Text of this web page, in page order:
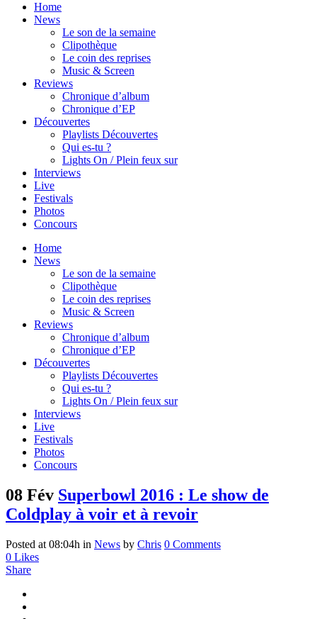
Home
News
Le son de la semaine
Clipothèque
Le coin des reprises
Music & Screen
Reviews
Chronique d’album
Chronique d’EP
Découvertes
Playlists Découvertes
Qui es-tu ?
Lights On / Plein feux sur
Interviews
Live
Festivals
Photos
Concours
Home
News
Le son de la semaine
Clipothèque
Le coin des reprises
Music & Screen
Reviews
Chronique d’album
Chronique d’EP
Découvertes
Playlists Découvertes
Qui es-tu ?
Lights On / Plein feux sur
Interviews
Live
Festivals
Photos
Concours
08 Fév Superbowl 2016 : Le show de
Coldplay à voir et à revoir
Posted at 08:04h in News by Chris 0 Comments
0 Likes
Share